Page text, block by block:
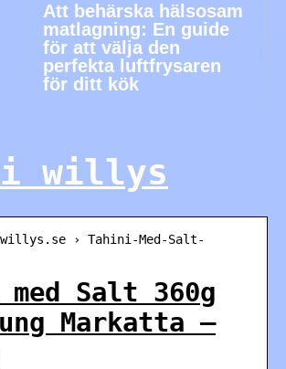
Att behärska hälsosam
matlagning: En guide
för att välja den
perfekta luftfrysaren
för ditt kök
willys
› Tahini-Med-Salt-
Salt 360g
Markatta –